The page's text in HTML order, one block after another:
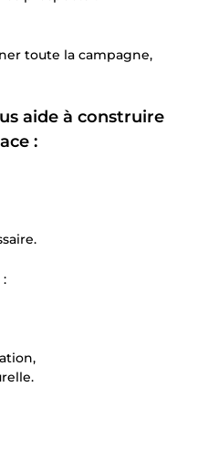
toute la campagne,
aide à construire
: